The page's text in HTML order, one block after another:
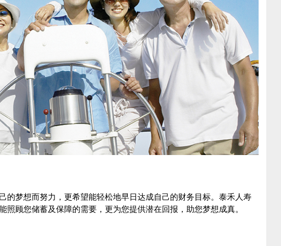
的梦想而努力，更希望能轻松地早日达成自己的财务目标。泰禾人寿
照顾您储蓄及保障的需要，更为您提供潜在回报，助您梦想成真。